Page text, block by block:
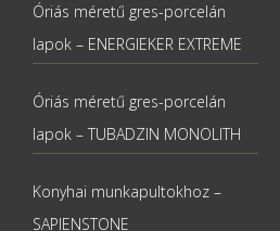
Óriás méretű gres-porcelán
lapok – ENERGIEKER EXTREME
Óriás méretű gres-porcelán
lapok – TUBADZIN MONOLITH
Konyhai munkapultokhoz –
SAPIENSTONE